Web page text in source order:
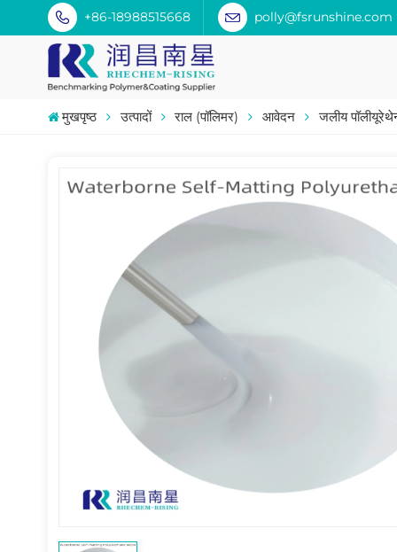
+86-18988515668 polly@fsrunshine.com
मुखपृष्ठ उत्पादों राल (पॉलिमर) आवेदन जलीय